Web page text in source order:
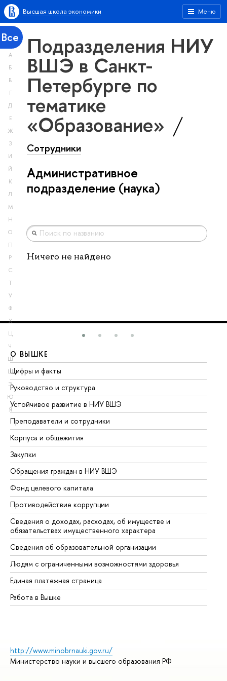
Меню
Высшая школа экономики
Все
А
Б
В
Г
Д
Е
Ж
З
И
Й
К
Л
М
Н
О
П
Р
С
Т
У
Ф
Х
Ц
Ч
Ш
Щ
Э
Ю
Я
Подразделения НИУ
ВШЭ в Санкт-
Петербурге по
тематике
«Образование»
Сотрудники
Административное
подразделение (наука)
Ничего не найдено
О ВЫШКЕ
Цифры и факты
Руководство и структура
Устойчивое развитие в НИУ ВШЭ
Преподаватели и сотрудники
Корпуса и общежития
Закупки
Обращения граждан в НИУ ВШЭ
Фонд целевого капитала
Противодействие коррупции
Сведения о доходах, расходах, об имуществе и
обязательствах имущественного характера
Сведения об образовательной организации
Людям с ограниченными возможностями здоровья
Единая платежная страница
Работа в Вышке
http://www.minobrnauki.gov.ru/
Министерство науки и высшего образования РФ